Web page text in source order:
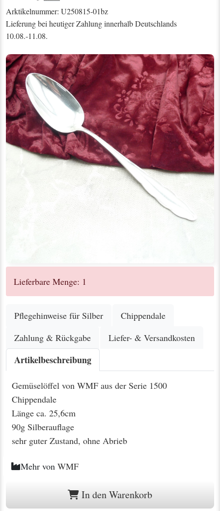
Arktikelnummer: U250815-01bz
Lieferung bei heutiger Zahlung innerhalb Deutschlands
10.08.-11.08.
Lieferbare Menge: 1
Pflegehinweise für Silber
Chippendale
Zahlung & Rückgabe
Liefer- & Versandkosten
Artikelbeschreibung
Gemüselöffel von WMF aus der Serie 1500
Chippendale
Länge ca. 25,6cm
90g Silberauflage
sehr guter Zustand, ohne Abrieb
Mehr von WMF
In den Warenkorb